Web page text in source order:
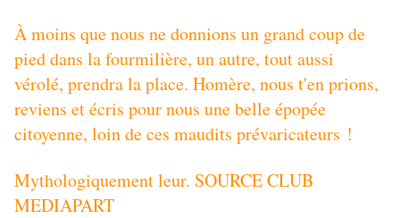
À moins que nous ne donnions un grand coup de
pied dans la fourmilière, un autre, tout aussi
vérolé, prendra la place. Homère, nous t'en prions,
reviens et écris pour nous une belle épopée
citoyenne, loin de ces maudits prévaricateurs !
Mythologiquement leur. SOURCE CLUB
MEDIAPART